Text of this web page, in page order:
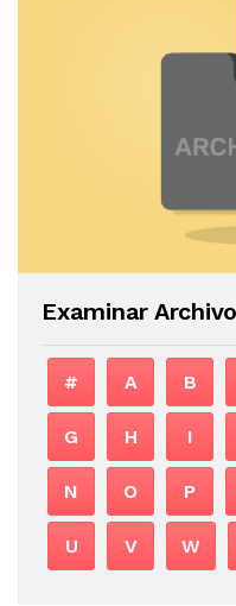
Examinar
# A B
G H I
N O P
U V W